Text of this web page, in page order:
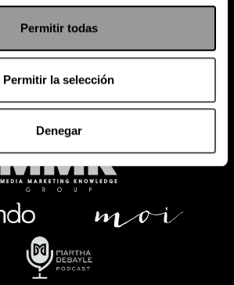
Permitir todas
Permitir la selección
Denegar
RADIO MARTHA EVENTOS
SACA TU ID